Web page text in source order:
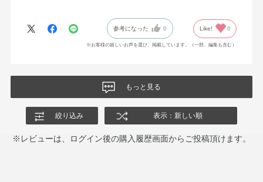
参考になった 0 Like! 0
※お客様の嬉しいお声を選び、掲載しています。（一部、編集も含む）
もっと見る
絞り込み 表示：新しい順
※レビューは、ログイン後の購入履歴画面からご投稿頂けます。